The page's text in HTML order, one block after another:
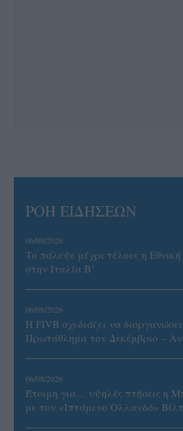
ΡΟΗ ΕΙΔΗΣΕΩΝ
06/08/2026
Το πάλεψε μέχρι τέλους η
στην Ιταλία Β’
06/08/2026
Η FIVB σχεδιάζει να
Πρωτάθλημα τον Δεκέμβριο –
06/08/2026
Έτοιμη για… υψηλές πτήσεις η
με τον «Ιπτάμενο Ολλανδό»